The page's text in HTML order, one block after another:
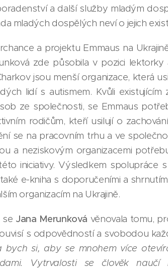
a další služby mladým
mladých dospělých neví o jejich
a projektu Emmaus na
zde působila v pozici
jsou menší organizace, která
lidí s autismem. Kvůli existujícím
ze společnosti, se Emmaus
rodičům, kteří usilují o
se na pracovním trhu a ve
a neziskovým organizacemi
iniciativy. Výsledkem spolupráce
e-kniha s doporučeními a
organizacím na Ukrajině.
se Jana Merunková věnovala tomu,
s odpovědností a svobodou
bych si, aby se mnohem více
Vytrvalosti se člověk